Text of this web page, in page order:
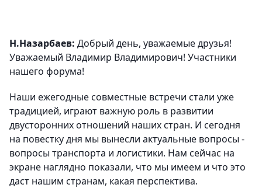
Н.Назарбаев: Добрый день, уважаемые друзья!
Уважаемый Владимир Владимирович! Участники
нашего форума!
Наши ежегодные совместные встречи стали уже
традицией, играют важную роль в развитии
двусторонних отношений наших стран. И сегодня
на повестку дня мы вынесли актуальные вопросы -
вопросы транспорта и логистики. Нам сейчас на
экране наглядно показали, что мы имеем и что это
даст нашим странам, какая перспектива.